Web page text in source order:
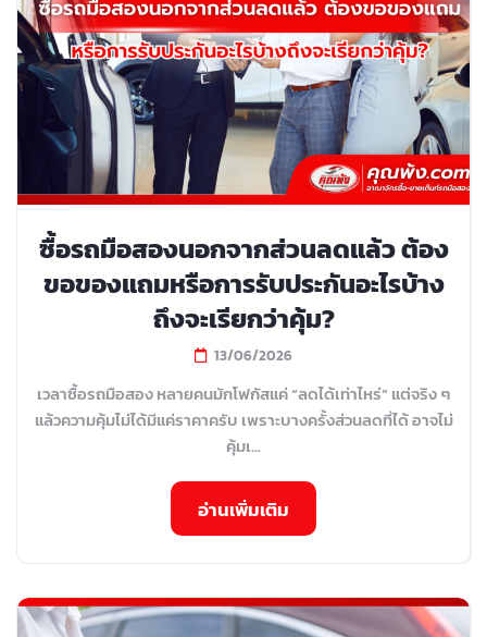
ซื้อรถมือสองนอกจากส่วนลดแล้ว ต้อง
ขอของแถมหรือการรับประกันอะไรบ้าง
ถึงจะเรียกว่าคุ้ม?
13/06/2026
เวลาซื้อรถมือสอง หลายคนมักโฟกัสแค่ “ลดได้เท่าไหร่” แต่จริง ๆ
แล้วความคุ้มไม่ได้มีแค่ราคาครับ เพราะบางครั้งส่วนลดที่ได้ อาจไม่
คุ้มเ...
อ่านเพิ่มเติม